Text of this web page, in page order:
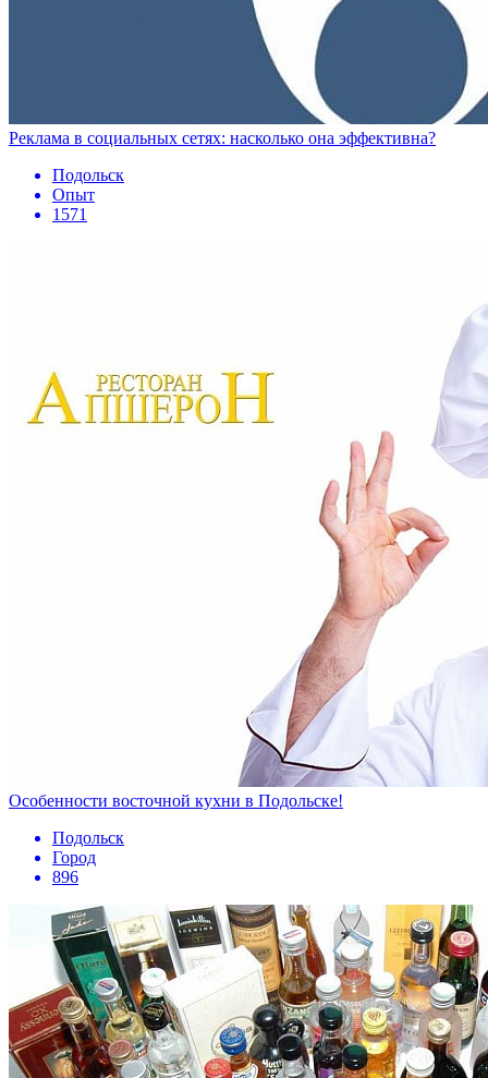
Реклама в социальных сетях: насколько она эффективна?
Подольск
Опыт
1571
Особенности восточной кухни в Подольске!
Подольск
Город
896